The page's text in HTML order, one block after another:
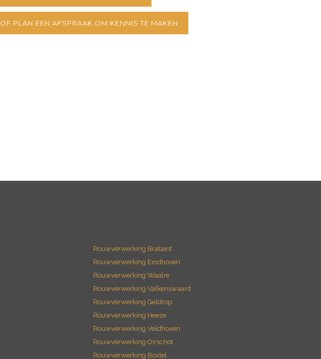
OF PLAN EEN AFSPRAAK OM KENNIS TE MAKEN
Rouwverwerking Brabant
Rouwverwerking Eindhoven
Rouwverwerking Waalre
Rouwverwerking Valkenswaard
Rouwverwerking Geldrop
Rouwverwerking Heeze
Rouwverwerking Veldhoven
Rouwverwerking Oirschot
Rouwverwerking Boxtel